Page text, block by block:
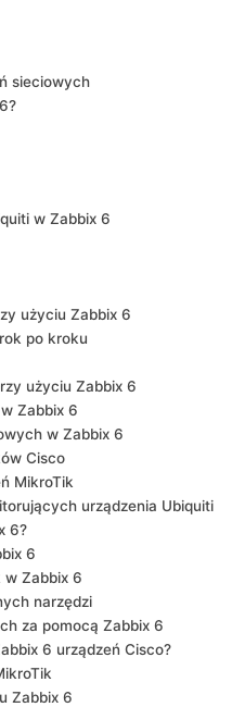
sieciowych
w Zabbix⁣ 6
użyciu Zabbix 6
po kroku
użyciu Zabbix 6
Zabbix 6
w Zabbix 6
Cisco
MikroTik
urządzenia​ Ubiquiti
6?
6
w Zabbix 6
narzędzi
za pomocą Zabbix 6
6 urządzeń Cisco?
Zabbix 6